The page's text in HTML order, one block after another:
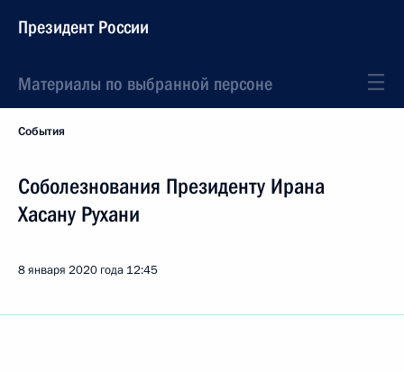
Президент России
Материалы по выбранной персоне
События
Соболезнования Президенту Ирана
Хасану Рухани
8 января 2020 года 12:45